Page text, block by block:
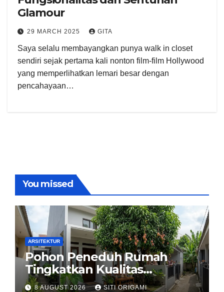
Glamour
29 MARCH 2025 GITA
Saya selalu membayangkan punya walk in closet
sendiri sejak pertama kali nonton film-film Hollywood
yang memperlihatkan lemari besar dengan
pencahayaan…
You missed
ARSITEKTUR
Pohon Peneduh Rumah
Tingkatkan Kualitas
Arsitektur Hunian
8 AUGUST 2026 SITI ORIGAMI